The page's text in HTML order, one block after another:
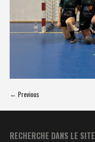
← Previous
RECHERCHE DANS LE SITE